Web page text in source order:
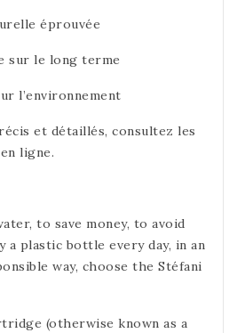
éprouvée
sur le long terme
l’environnement
et détaillés, consultez les
ligne.
to save money, to avoid
a plastic bottle every day, in an
way, choose the Stéfani
(otherwise known as a